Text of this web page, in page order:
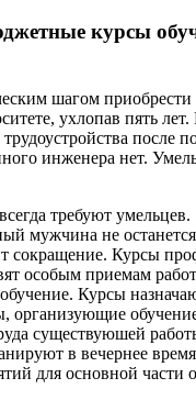
курсы
шагом приобрести
ухлопав пять
после
инженера нет.
требуют умельцев.
мужчина не останется
сокращение. Курсы
особым приемам
Курсы
организующие
существуюшей
в вечернее
для основной части